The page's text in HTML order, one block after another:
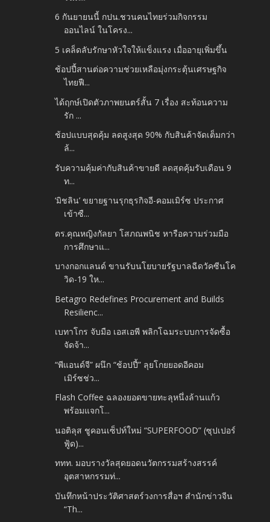
6 กันยายนนี้ กปน.ชวนคนไทยร่วมกิจกรรม
ออนไลน์ ในโครง...
5 เคล็ดลับรักษาหัวใจให้แข็งแรง เมื่ออายุเพิ่มขึ้น
ช้อปปี้สานต่อความช่วยเหลือมุ่งกระตุ้นเศรษฐกิจ
ไทยฟื...
ได้ฤกษ์เปิดตัวภาพยนตร์สั้น 7 เรื่อง สะท้อนความ
รัก ...
ช้อปแบบสุดคุ้ม ลดสูงสุด 90% กับสินค้าจัดเต็มกว่า
ล้...
รับความคุ้มค่ากับสินค้าขายดี ลดสุดคุ้มรับเดือน 9
ท...
‘มิชลิน’ ขยายฐานรุกธุรกิจอี-คอมเมิร์ซ ประกาศ
เข้าซื...
ดร.คุณหญิงกัลยา โสภณพนิช หารือความร่วมมือ
การศึกษาแ...
บางกอกแลนด์ ขานรับนโยบายรัฐบาลฉีดวัคซีนโค
วิด-19 ให...
Betagro Redefines Procurement and Builds
Resilienc...
เบทาโกร จับมือ เอสเอพี พลิกโฉมระบบการจัดซื้อ
จัดจ้า...
“พีแอนด์จี” ผนึก “ช้อปปี้” ลุยโกยยอดอีคอม
เมิร์ซช่ว...
Flash Coffee ฉลองยอดขายทะลุหนึ่งล้านแก้ว
พร้อมแจกโ...
นอติลุส ชูคอนเซ็ปท์ใหม่ “SUPERFOOD” (ซุปเปอร์
ฟู้ด)...
ททท. มอบรางวัลสุดยอดนวัตกรรมสร้างสรรค์
อุตสาหกรรมท่...
บันทึกหน้าประวัติศาสตร์วงการสื่อฯ สำนักข่าวจีน
“Th...